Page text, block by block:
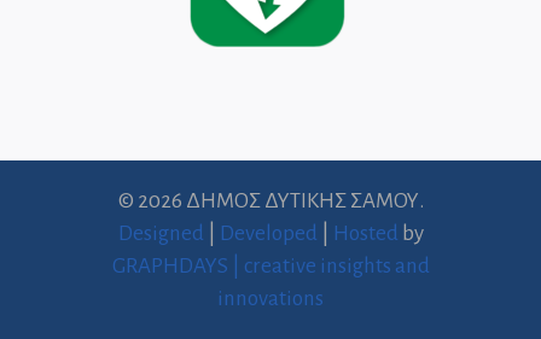
© 2026 ΔΗΜΟΣ ΔΥΤΙΚΗΣ ΣΑΜΟΥ.
Designed
Developed Hosted by
GRAPHDAYS | creative insights and
innovations